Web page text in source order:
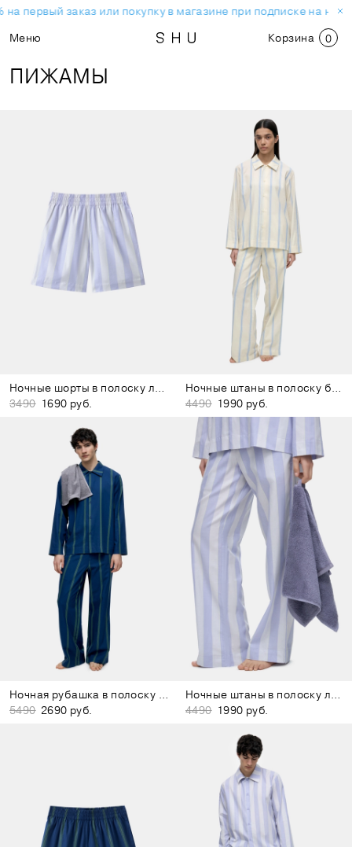
первый заказ или покупку в магазине при подписке на
Меню
Корзина 0
ПИЖАМЫ
Ночные шорты в полоску лиловые
3490 1690 руб.
Ночные штаны в полоску бежевые
4490 1990 руб.
Ночная рубашка в полоску тёмно-синяя
5490 2690 руб.
Ночные штаны в полоску лиловые
4490 1990 руб.